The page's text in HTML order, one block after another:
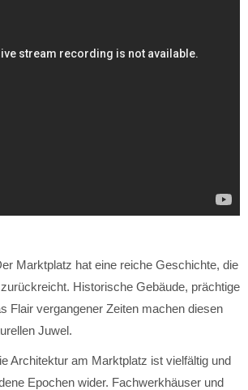
Marktplatz hat eine reiche Geschichte, die
Historische Gebäude, prächtige
Flair vergangener Zeiten machen diesen
Juwel.
Architektur am Marktplatz ist vielfältig und
Epochen wider. Fachwerkhäuser und